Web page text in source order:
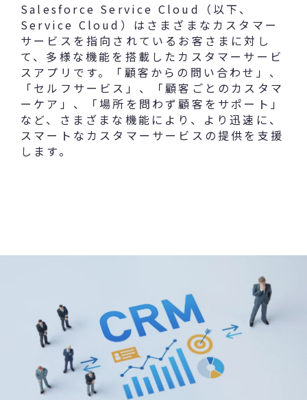
Salesforce Service Cloud（以下、
Service Cloud）はさまざまなカスタマー
サービスを指向されているお客さまに対し
て、多様な機能を搭載したカスタマーサービ
スアプリです。「顧客からの問い合わせ」、
「セルフサービス」、「顧客ごとのカスタマ
ーケア」、「場所を問わず顧客をサポート」
など、さまざまな機能により、より迅速に、
スマートなカスタマーサービスの提供を支援
します。